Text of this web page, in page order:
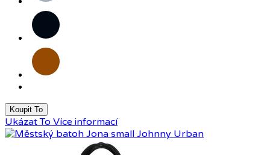
Černá
Hnědá
Koupit To
Ukázat To Více informací